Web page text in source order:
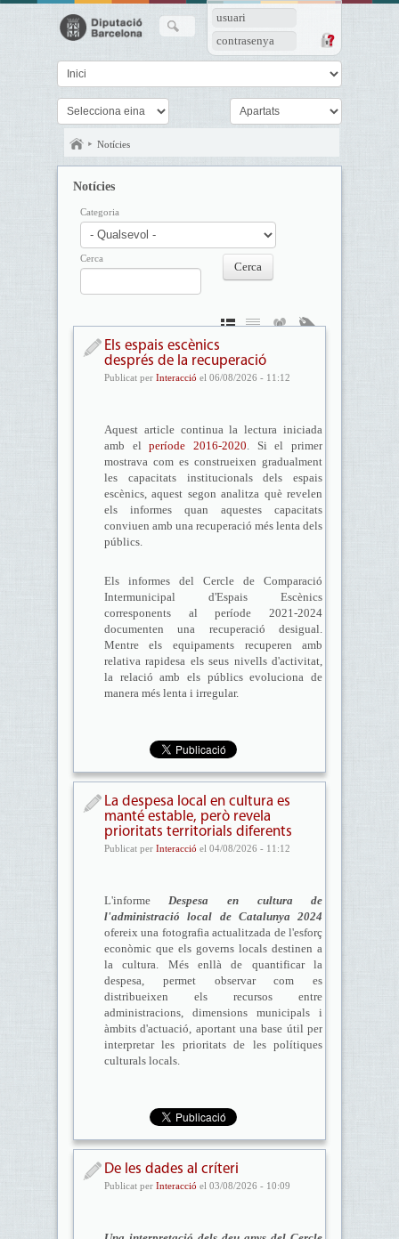
usuari
contrasenya
Notícies
Notícies
Categoria
Cerca
Els espais escènics
després de la recuperació
Publicat per Interacció el 06/08/2026 - 11:12
Aquest article continua la lectura iniciada
amb elperíode 2016-2020. Si el primer
mostrava com es construeixen gradualment
les capacitats institucionals dels espais
escènics, aquest segon analitza què revelen
els informes quan aquestes capacitats
conviuen amb una recuperació més lenta dels
públics.
Els informes del Cercle de Comparació
Intermunicipal d'Espais Escènics
corresponents al període 2021-2024
documenten una recuperació desigual.
Mentre els equipaments recuperen amb
relativa rapidesa els seus nivells d'activitat,
la relació amb els públics evoluciona de
manera més lenta i irregular.
La despesa local en cultura es
manté estable, però revela
prioritats territorials diferents
Publicat per Interacció el 04/08/2026 - 11:12
L'informeDespesa en cultura de
l'administració local de Catalunya 2024
ofereix una fotografia actualitzada de l'esforç
econòmic que els governs locals destinen a
la cultura. Més enllà de quantificar la
despesa, permet observar com es
distribueixen els recursos entre
administracions, dimensions municipals i
àmbits d'actuació, aportant una base útil per
interpretar les prioritats de les polítiques
culturals locals.
De les dades al críteri
Publicat per Interacció el 03/08/2026 - 10:09